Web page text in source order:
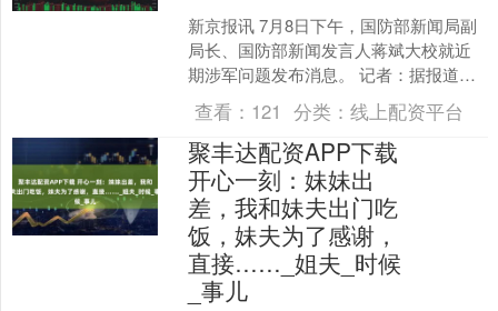
新京报讯 7月8日下午，国防部新闻局副
局长、国防部新闻发言人蒋斌大校就近
期涉军问题发布消息。 记者：据报道，
一些国家与中国商谈包括歼-10战斗机在
内的武器采购计....
查看： 121 分类： 线上配资平台
聚丰达配资APP下载
开心一刻：妹妹出
差，我和妹夫出门吃
饭，妹夫为了感谢，
直接……_姐夫_时候
_事儿